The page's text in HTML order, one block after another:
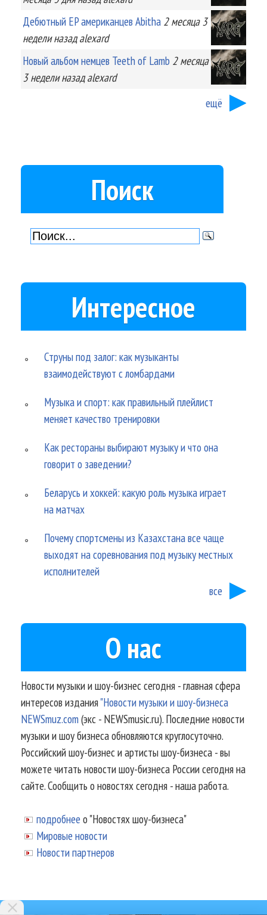
Дебютный EP американцев Abitha 2 месяца 3
неделиназад alexard
Новый альбом немцев Teeth of Lamb 2 месяца
3 неделиназад alexard
ещё
Поиск
Интересное
Струны под залог: как музыканты
взаимодействуют с ломбардами
Музыка и спорт: как правильный плейлист
меняет качество тренировки
Как рестораны выбирают музыку и что она
говорит о заведении?
Беларусь и хоккей: какую роль музыка играет
на матчах
Почему спортсмены из Казахстана все чаще
выходят на соревнования под музыку местных
исполнителей
все
О нас
Новости музыки и шоу-бизнес сегодня - главная сфера
интересов издания"Новости музыки и шоу-бизнеса
NEWSmuz.com(экс - NEWSmusic.ru). Последние новости
музыки и шоу бизнеса обновляются круглосуточно.
Российский шоу-бизнес и артисты шоу-бизнеса - вы
можете читать новости шоу-бизнеса России сегодня на
сайте. Сообщить о новостях сегодня - наша работа.
подробнее о "Новостях шоу-бизнеса"
Мировые новости
Новости партнеров